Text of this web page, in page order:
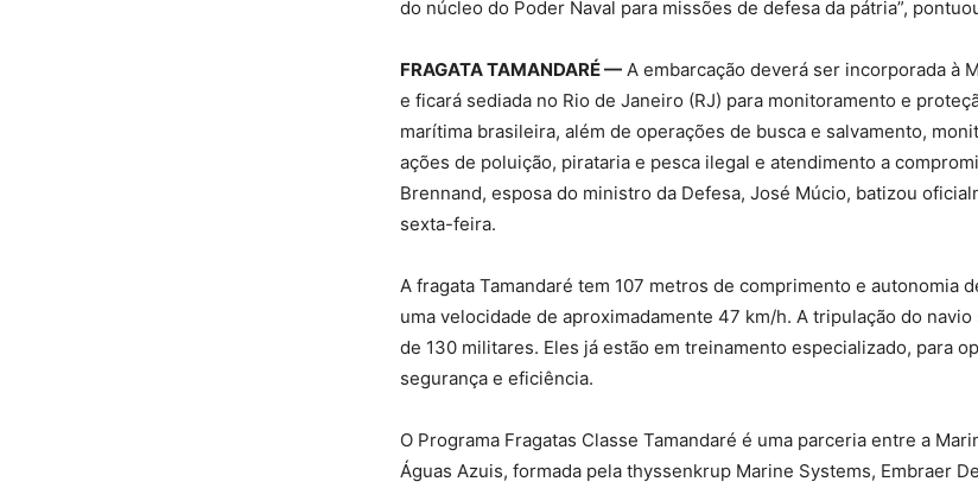
do núcleo do Poder Naval para missões de defesa da pátria”,
FRAGATA TAMANDARÉ — A embarcação deverá ser incorporada à
e ficará sediada no Rio de Janeiro (RJ) para monitoramento e
marítima brasileira, além de operações de busca e salvamento,
ações de poluição, pirataria e pesca ilegal e atendimento a
Brennand, esposa do ministro da Defesa, José Múcio, batizou
sexta-feira.
A fragata Tamandaré tem 107 metros de comprimento e autonomia
uma velocidade de aproximadamente 47 km/h. A tripulação do
de 130 militares. Eles já estão em treinamento especializado, para
segurança e eficiência.
O Programa Fragatas Classe Tamandaré é uma parceria entre a
Águas Azuis, formada pela thyssenkrup Marine Systems, Embraer